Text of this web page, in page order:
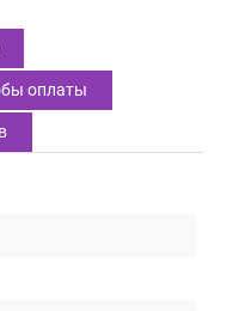
оплаты